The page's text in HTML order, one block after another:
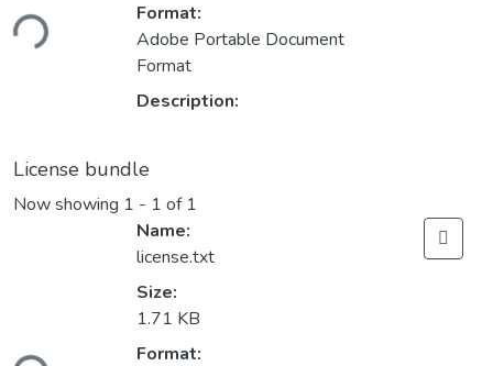
Format:
Adobe Portable Document
Format
Description:
License bundle
Now showing 1 - 1 of 1
Name:
license.txt
Size:
1.71 KB
Format: